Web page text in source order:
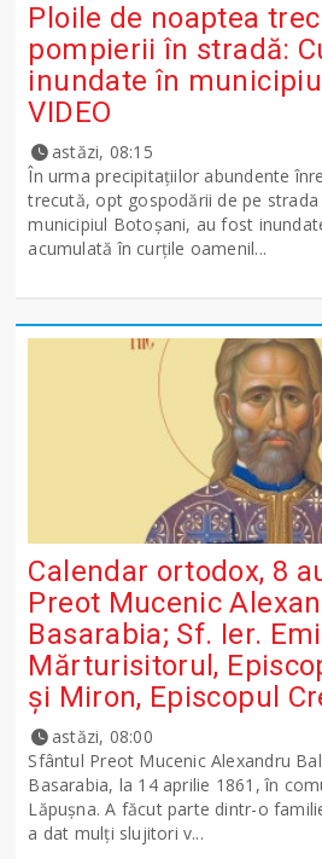
Ploile de noaptea
pompierii în stradă:
inundate în
VIDEO
astăzi, 08:15
În urma precipitațiilor abundente
trecută, opt gospodării de pe
municipiul Botoșani, au fost
acumulată în curțile oamenil...
Calendar ortodox, 8
Preot Mucenic
Basarabia; Sf. Ier.
Mărturisitorul,
şi Miron, Episcopul
astăzi, 08:00
Sfântul Preot Mucenic Alexandru
Basarabia, la 14 aprilie 1861, în
Lăpușna. A făcut parte dintr-o
a dat mulți slujitori v...